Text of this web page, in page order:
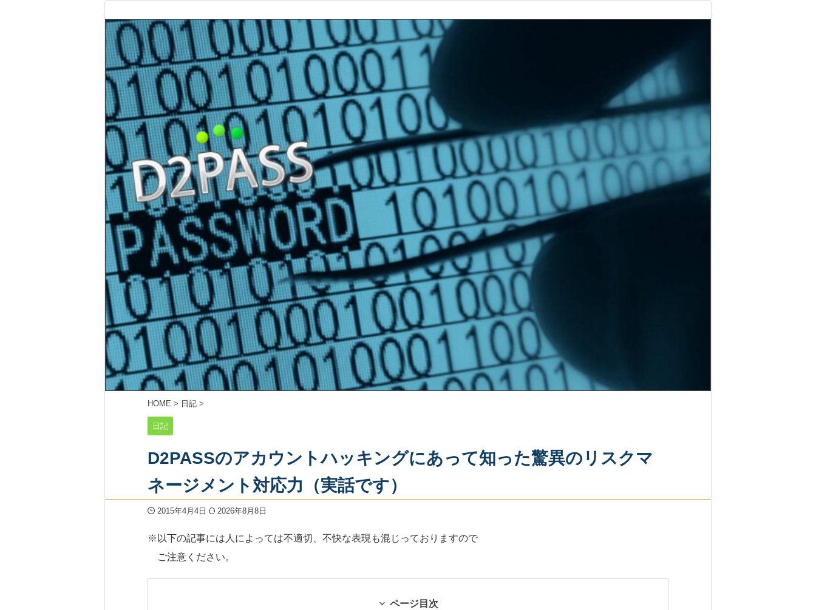
HOME > 日記 >
日記
D2PASSのアカウントハッキングにあって知った驚異のリスクマ
ネージメント対応力（実話です）
2015年4月4日 2026年8月8日
※以下の記事には人によっては不適切、不快な表現も混じっておりますので
ご注意ください。
ページ目次